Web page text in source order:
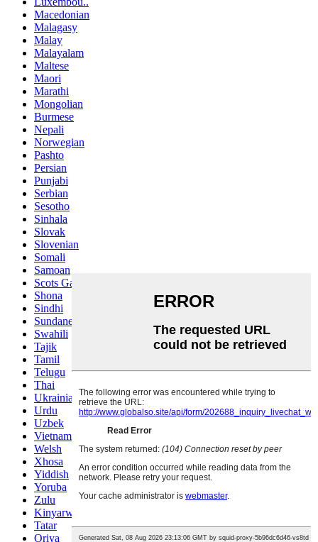
Macedonian
Malagasy
Malay
Malayalam
Maltese
Maori
Marathi
Mongolian
Burmese
Nepali
Norwegian
Pashto
Persian
Punjabi
Serbian
Sesotho
Sinhala
Slovak
Slovenian
Somali
Samoan
Scots Gaelic
Shona
Sindhi
Sundanese
Swahili
Tajik
Tamil
Telugu
Thai
Ukrainian
Urdu
Uzbek
Vietnamese
Welsh
Xhosa
Yiddish
Yoruba
Zulu
Kinyarwanda
Tatar
Oriya